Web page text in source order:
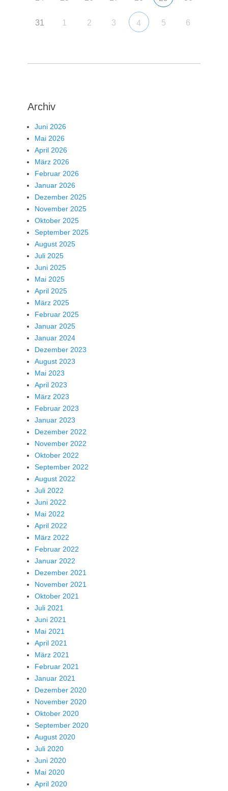
31 1 2 3 4 5 6
Archiv
Juni 2026
Mai 2026
April 2026
März 2026
Februar 2026
Januar 2026
Dezember 2025
November 2025
Oktober 2025
September 2025
August 2025
Juli 2025
Juni 2025
Mai 2025
April 2025
März 2025
Februar 2025
Januar 2025
Januar 2024
Dezember 2023
August 2023
Mai 2023
April 2023
März 2023
Februar 2023
Januar 2023
Dezember 2022
November 2022
Oktober 2022
September 2022
August 2022
Juli 2022
Juni 2022
Mai 2022
April 2022
März 2022
Februar 2022
Januar 2022
Dezember 2021
November 2021
Oktober 2021
Juli 2021
Juni 2021
Mai 2021
April 2021
März 2021
Februar 2021
Januar 2021
Dezember 2020
November 2020
Oktober 2020
September 2020
August 2020
Juli 2020
Juni 2020
Mai 2020
April 2020